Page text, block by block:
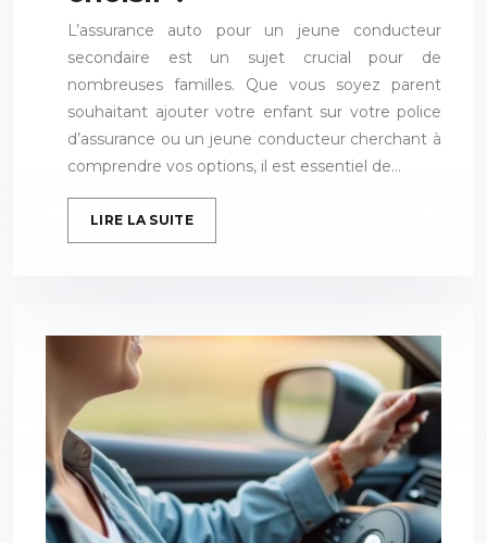
L’assurance auto pour un jeune conducteur
secondaire est un sujet crucial pour de
nombreuses familles. Que vous soyez parent
souhaitant ajouter votre enfant sur votre police
d’assurance ou un jeune conducteur cherchant à
comprendre vos options, il est essentiel de…
LIRE LA SUITE